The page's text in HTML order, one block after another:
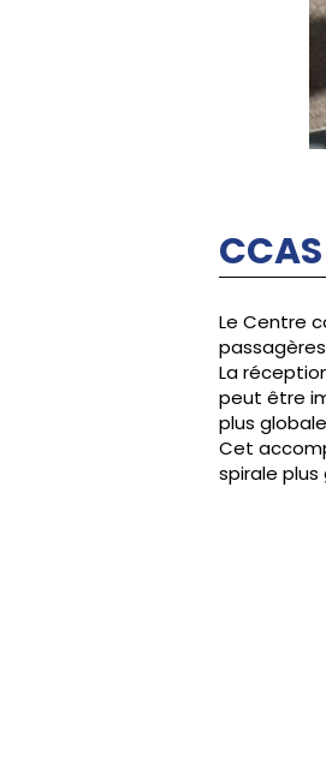
CCAS
Le Centre
La
peut être
plus
Cet
spirale plus